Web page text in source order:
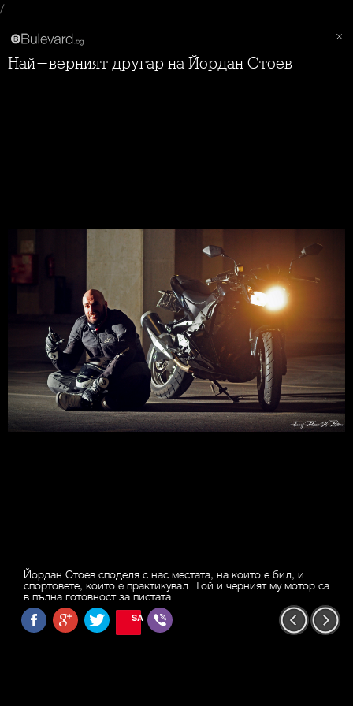
/
Най-верният другар на Йордан Стоев
Йордан Стоев споделя с нас местата, на които е бил, и
спортовете, които e практикувал. Той и черният му мотор са
в пълна готовност за пистата
SAVE